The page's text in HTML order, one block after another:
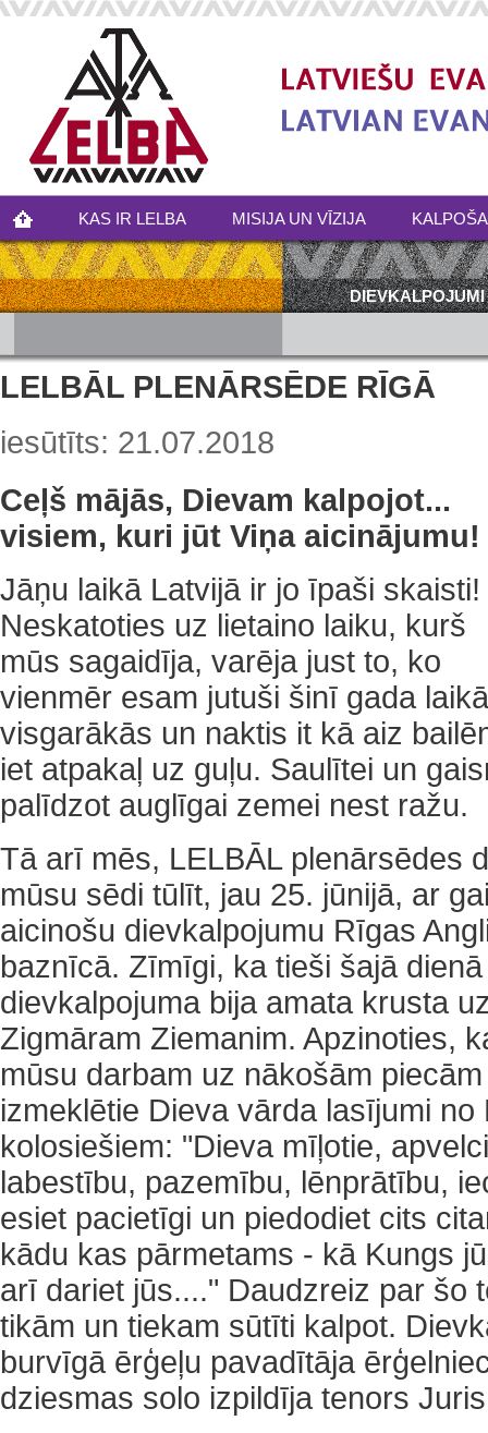
KAS IR LELBA MISIJA UN VĪZIJA
DIEVKALPOJUMI
LELBĀL PLENĀRSĒDE RĪGĀ
iesūtīts: 21.07.2018
Ceļš mājās, Dievam kalpojot...
visiem, kuri jūt Viņa aicinājumu!
Jāņu laikā Latvijā ir jo īpaši skaisti!
Neskatoties uz lietaino laiku, kurš
mūs sagaidīja, varēja just to, ko
vienmēr esam jutuši šinī gada
visgarākās un naktis it kā aiz
iet atpakaļ uz guļu. Saulītei un
palīdzot auglīgai zemei nest ražu.
Tā arī mēs, LELBĀL plenārsēdes
mūsu sēdi tūlīt, jau 25. jūnijā, ar
aicinošu dievkalpojumu Rīgas
baznīcā. Zīmīgi, ka tieši šajā
dievkalpojuma bija amata krusta
Zigmāram Ziemanim. Apzinoties,
mūsu darbam uz nākošām
izmeklētie Dieva vārda lasījumi no
kolosiešiem: "Dieva mīļotie,
labestību, pazemību, lēnprātību,
esiet pacietīgi un piedodiet cits
kādu kas pārmetams - kā Kungs
arī dariet jūs...." Daudzreiz par šo
tikām un tiekam sūtīti kalpot.
burvīgā ērģeļu pavadītāja
dziesmas solo izpildīja tenors